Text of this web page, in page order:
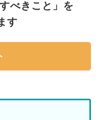
べきこと」を
す